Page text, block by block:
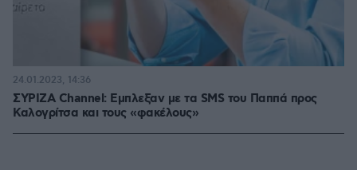
ΣΥΡΙΖΑ Channel: Eμπλεξαν με τα SMS του Παππά προς
Καλογρίτσα και τους «φακέλους»
24.01.2023, 14:36